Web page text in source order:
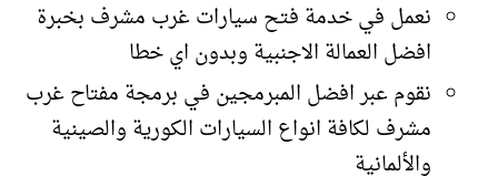
نعمل في خدمة فتح سيارات غرب مشرف بخبرة
افضل العمالة الاجنبية وبدون اي خطا
نقوم عبر افضل المبرمجين في برمجة مفتاح غرب
مشرف لكافة انواع السيارات الكورية والصينية
والألمانية